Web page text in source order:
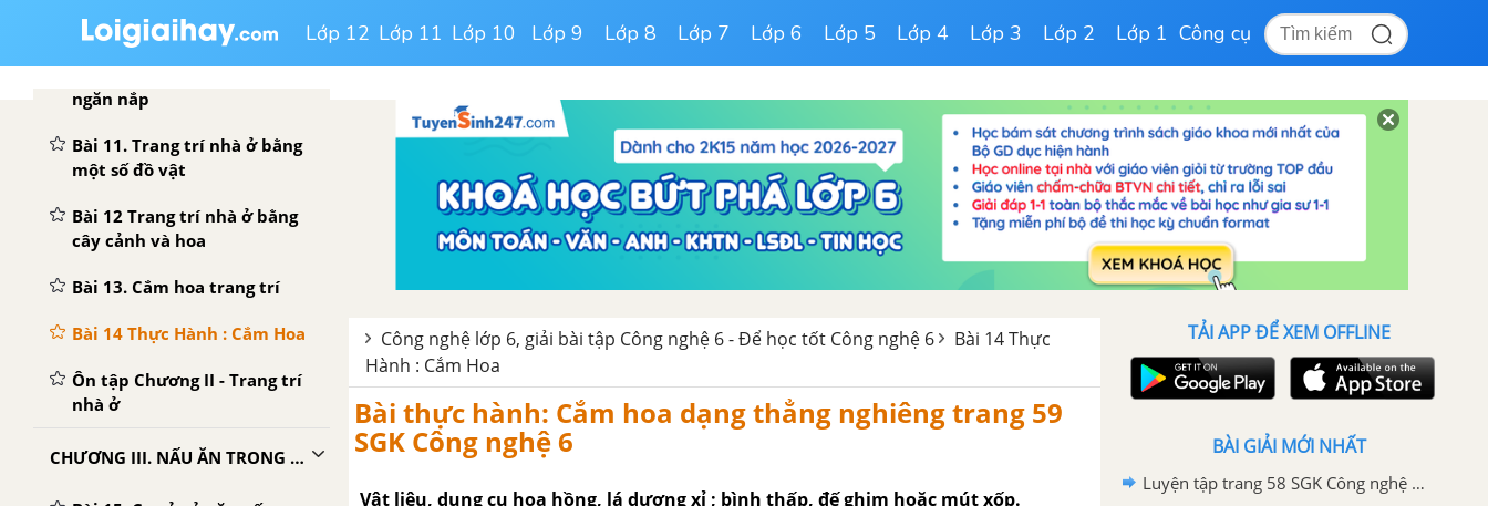
Lớp 12 Lớp 11 Lớp 10 Lớp 9 Lớp 8 Lớp 7 Lớp 6 Lớp 5 Lớp 4 Lớp 3 Lớp 2 Lớp 1 Công cụ
đồ đạc hợp lý trong nhà ở
ngăn nắp
Bài 11. Trang trí nhà ở bằng
một số đồ vật
Bài 12 Trang trí nhà ở bằng
cây cảnh và hoa
Bài 13. Cắm hoa trang trí
Bài 14 Thực Hành : Cắm Hoa
Ôn tập Chương II - Trang trí
nhà ở
CHƯƠNG III. NẤU ĂN TRONG GIA ĐÌNH
Công nghệ lớp 6, giải bài tập Công nghệ 6 - Để học tốt Công nghệ 6
Bài 14 Thực
Hành : Cắm Hoa
Bài thực hành: Cắm hoa dạng thẳng nghiêng trang 59
SGK Công nghệ 6
Vật liệu, dụng cụ hoa hồng, lá dương xỉ ; bình thấp, đế ghim hoặc mút xốp.
TẢI APP ĐỂ XEM OFFLINE
BÀI GIẢI MỚI NHẤT
Luyện tập trang 58 SGK Công nghệ 6 - Cánh Diều